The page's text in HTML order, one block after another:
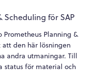
Scheduling för SAP
Prometheus Planning &
att den här lösningen
andra utmaningar. Till
för material och